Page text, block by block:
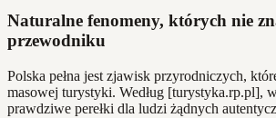
Naturalne fenomeny, których nie
przewodniku
Polska pełna jest zjawisk przyrodniczych,
masowej turystyki. Według [turystyka.rp.pl],
prawdziwe perełki dla ludzi żądnych